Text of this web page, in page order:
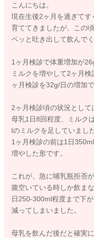
こんにちは。
現在生後2ヶ月を過ぎて
育ててきましたが、この
ペッと吐き出して飲んでく
1ヶ月検診で体重増加が
ミルクを増やして2ヶ月
ヶ月検診を32g/日の増加
2ヶ月検診頃の状況として
母乳1日8回程度、ミルク
lのミルクを足していました
1ヶ月検診の前は1日
増やした形です。
これが、急に哺乳瓶拒否
腹空いている時しか飲ま
日250-300ml程度まで下
減ってしまいました。
母乳を飲んだ後だと確実